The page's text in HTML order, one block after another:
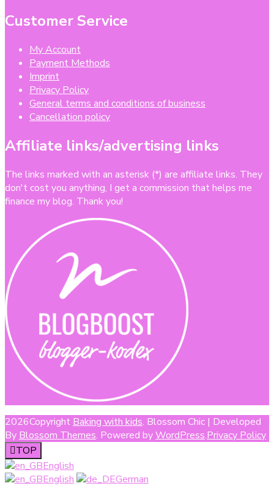
Customer Service
My Account
Payment Methods
Imprint
Privacy Policy
General terms and conditions of business
Cancellation policy
Affiliate links/advertising links
The links marked with an asterisk (*) are affiliate links. They
don't cost you anything, I get a commission that helps me
finance my blog. Thank you!
2026Copyright Baking with kids. Blossom Chic | Developed
By Blossom Themes. Powered byWordPress.Privacy Policy
TOP
English
English
German